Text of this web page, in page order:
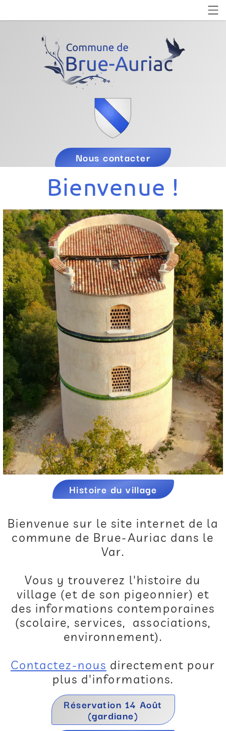
Nous contacter
Bienvenue !
Histoire du village
Bienvenue sur le site internet de la
commune de Brue-Auriac dans le
Var.
Vous y trouverez l'histoire du
village (et de son pigeonnier) et
des informations contemporaines
(scolaire, services, associations,
environnement).
Contactez-nous directement pour
plus d'informations.
Réservation 14 Août
(gardiane)